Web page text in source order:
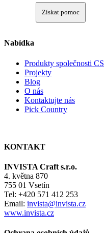
Získat pomoc
Nabídka
Produkty společnosti CS
Projekty
Blog
O nás
Kontaktujte nás
Pick Country
KONTAKT
INVISTA Craft s.r.o.
4. května 870
755 01 Vsetín
Tel: +420 571 412 253
Email: invista@invista.cz
www.invista.cz